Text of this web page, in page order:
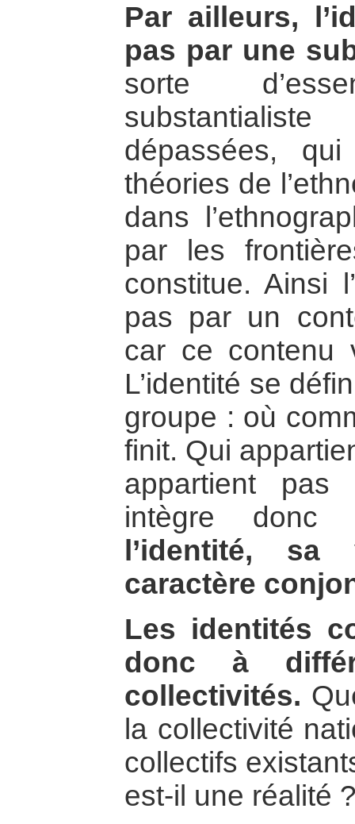
Par ailleurs,
pas par une
sorte
dépassées,
théories de
dans
par les
constitue. Ainsi
pas par un
car ce contenu
L’identité se
groupe : où
finit. Qui
appartient pas
intègre donc
l’identité,
caractère
Les identités
donc à
collectivités.
la collectivité
collectifs
est-il une réalité